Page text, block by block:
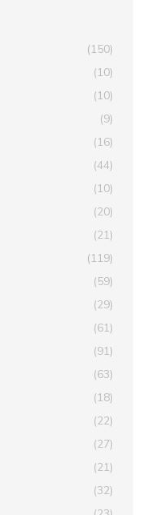
(150)
(10)
(10)
(9)
(16)
(44)
(10)
(20)
(21)
(119)
(59)
(29)
(61)
(91)
(63)
(18)
(22)
(27)
(21)
(32)